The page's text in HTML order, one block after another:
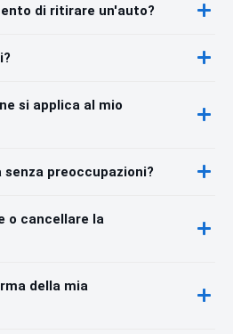
di ritirare un'auto?
si applica al mio
preoccupazioni?
o cancellare la
della mia